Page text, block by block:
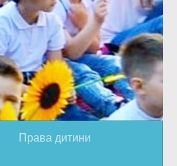
Права дитини